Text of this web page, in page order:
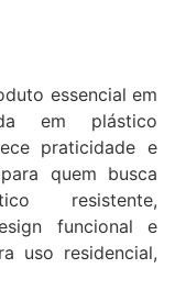
essencial em
em plástico
praticidade e
quem busca
resistente,
funcional e
uso residencial,